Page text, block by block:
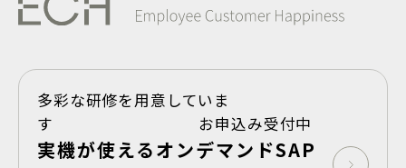
多彩な研修を用意していま
す お申込み受付中
実機が使えるオンデマンドSAP